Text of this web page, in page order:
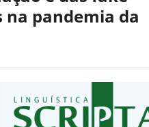
na pandemia da